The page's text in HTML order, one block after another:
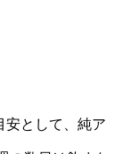
安として、純ア